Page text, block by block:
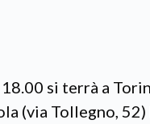
si terrà a
(via Tollegno,